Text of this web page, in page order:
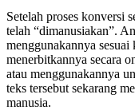
Setelah proses konversi
telah “dimanusiakan”.
menggunakannya
menerbitkannya secara
atau menggunakannya
teks tersebut sekarang
manusia.